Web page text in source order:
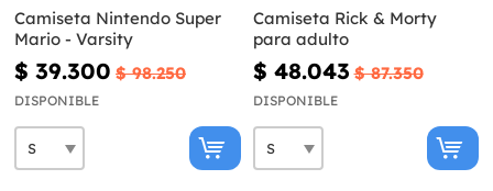
Camiseta Nintendo Super
Mario - Varsity
$ 39.300 $ 98.250
DISPONIBLE
Camiseta Rick & Morty
para adulto
$ 48.043 $ 87.350
DISPONIBLE